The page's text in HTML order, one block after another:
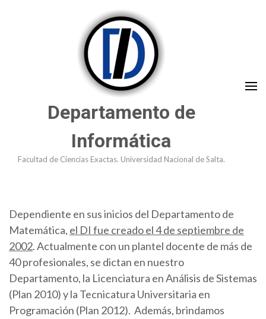
Departamento de
Informática
Facultad de Ciencias Exactas. Universidad Nacional de Salta.
Dependiente en sus inicios del Departamento de
Matemática, el DI fue creado el 4 de septiembre de
2002. Actualmente con un plantel docente de más de
40 profesionales, se dictan en nuestro
Departamento, la Licenciatura en Análisis de Sistemas
(Plan 2010) y la Tecnicatura Universitaria en
Programación (Plan 2012). Además, brindamos